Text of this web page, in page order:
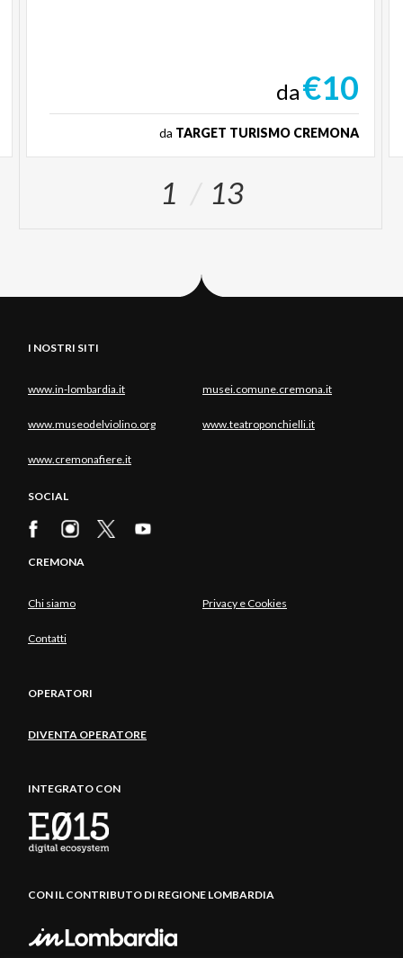
da€10
da TARGET TURISMO CREMONA
1 13
I NOSTRI SITI
www.in-lombardia.it musei.comune.cremona.it
www.museodelviolino.org www.teatroponchielli.it
www.cremonafiere.it
SOCIAL
CREMONA
Chi siamo Privacy e Cookies
Contatti
OPERATORI
DIVENTA OPERATORE
INTEGRATO CON
CON IL CONTRIBUTO DI REGIONE LOMBARDIA